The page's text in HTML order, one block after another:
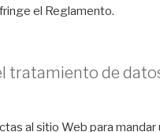
el Reglamento.
tratamiento de
al sitio Web para mandar